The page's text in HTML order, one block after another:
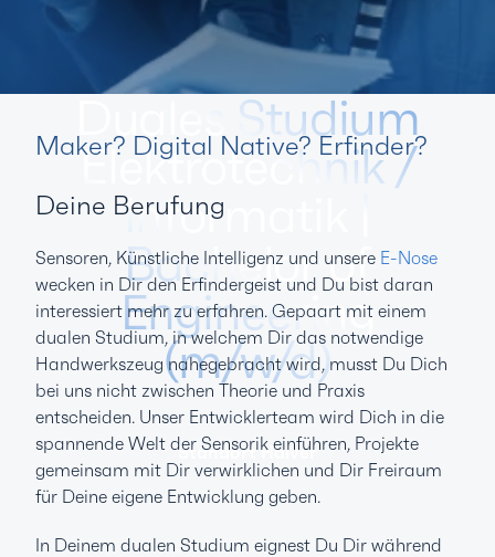
Duales Studium
Elektrotechnik /
Informatik |
Bachelor of
Engineering
(m/w/d)
Standort Halver
Maker? Digital Native? Erfinder?
Deine Berufung
Sensoren, Künstliche Intelligenz und unsere E-Nose
wecken in Dir den Erfindergeist und Du bist daran
interessiert mehr zu erfahren. Gepaart mit einem
dualen Studium, in welchem Dir das notwendige
Handwerkszeug nahegebracht wird, musst Du Dich
bei uns nicht zwischen Theorie und Praxis
entscheiden. Unser Entwicklerteam wird Dich in die
spannende Welt der Sensorik einführen, Projekte
gemeinsam mit Dir verwirklichen und Dir Freiraum
für Deine eigene Entwicklung geben.
In Deinem dualen Studium eignest Du Dir während